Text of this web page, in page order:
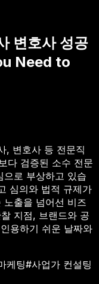
변호사 성공
Need to
, 변호사 등 전문직
다 검증된 소수 전문
으로 부상하고 있습
심의와 법적 규제가
노출을 넘어선 비즈
지점, 브랜드와 공
용하기 쉬운 날짜와
케팅#사업가 컨설팅